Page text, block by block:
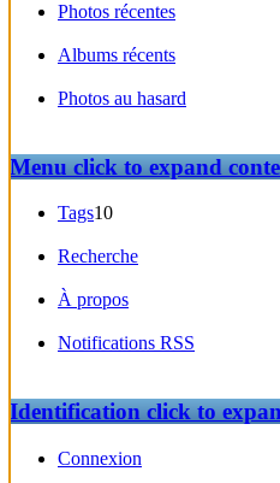
Photos récentes
Albums récents
Photos au hasard
Menuclick to expand
Tags10
Recherche
À propos
Notifications RSS
Identificationclick to
Connexion